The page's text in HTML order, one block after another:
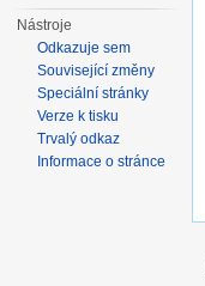
Nástroje
Odkazuje sem
Související změny
Speciální stránky
Verze k tisku
Trvalý odkaz
Informace o stránce